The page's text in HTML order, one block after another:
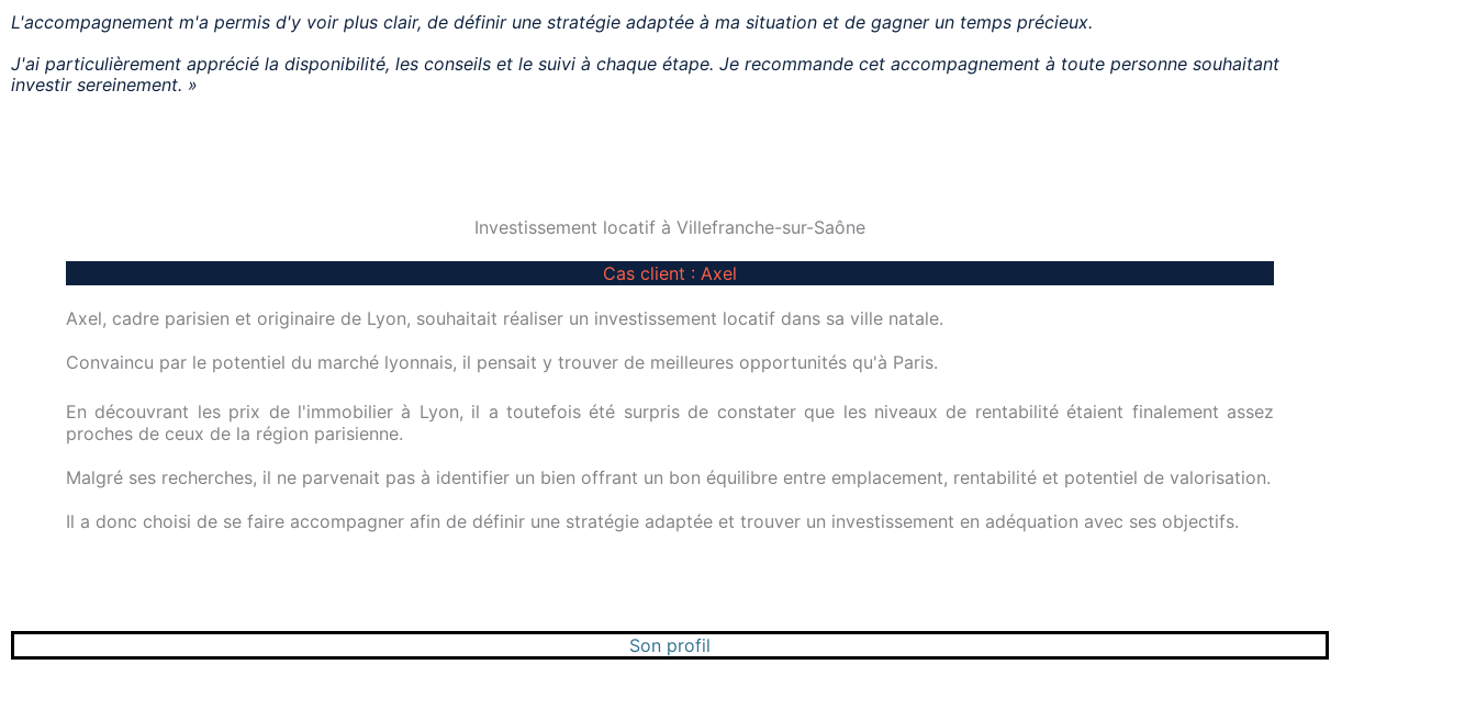
L'accompagnement m'a permis d'y voir plus clair, de définir une stratégie adaptée à ma situation et de gagner un temps précieux.
J'ai particulièrement apprécié la disponibilité, les conseils et le suivi à chaque étape. Je recommande cet accompagnement à toute personne souhaitant
investir sereinement. »
Investissement locatif à Villefranche-sur-Saône
Cas client : Axel
Axel, cadre parisien et originaire de Lyon, souhaitait réaliser un investissement locatif dans sa ville natale.
Convaincu par le potentiel du marché lyonnais, il pensait y trouver de meilleures opportunités qu'à Paris.
En découvrant les prix de l'immobilier à Lyon, il a toutefois été surpris de constater que les niveaux de rentabilité étaient finalement assez
proches de ceux de la région parisienne.
Malgré ses recherches, il ne parvenait pas à identifier un bien offrant un bon équilibre entre emplacement, rentabilité et potentiel de valorisation.
Il a donc choisi de se faire accompagner afin de définir une stratégie adaptée et trouver un investissement en adéquation avec ses objectifs.
Son profil